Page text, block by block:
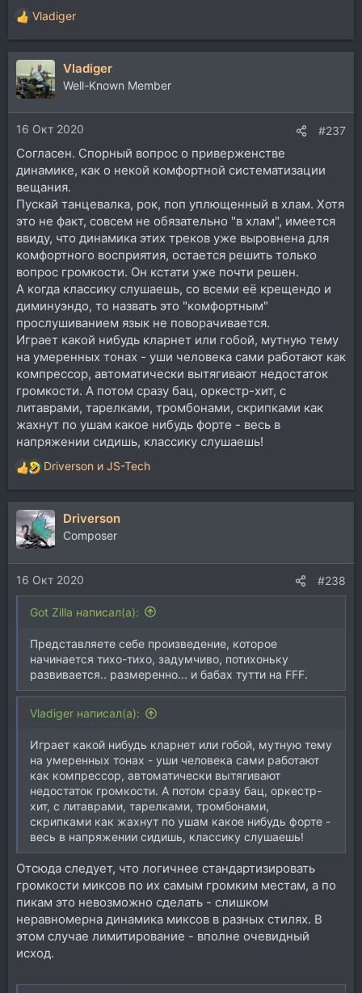
Р
е
а
ц
и
и
:
Vladiger
Vladiger
Well-Known Member
16 Окт 2020 #237
Согласен. Спорный вопрос о приверженстве
динамике, как о некой комфортной систематизации
вещания.
Пускай танцевалка, рок, поп уплющенный в хлам. Хотя
это не факт, совсем не обязательно "в хлам", имеется
ввиду, что динамика этих треков уже выровнена для
комфортного восприятия, остается решить только
вопрос громкости. Он кстати уже почти решен.
А когда классику слушаешь, со всеми её крещендо и
диминуэндо, то назвать это "комфортным"
прослушиванием язык не поворачивается.
Играет какой нибудь кларнет или гобой, мутную тему
на умеренных тонах - уши человека сами работают как
компрессор, автоматически вытягивают недостаток
громкости. А потом сразу бац, оркестр-хит, с
литаврами, тарелками, тромбонами, скрипками как
жахнут по ушам какое нибудь форте - весь в
напряжении сидишь, классику слушаешь!
Р
е
а
к
ц
и
и
:
Driverson и JS-Tech
Driverson
Composer
16 Окт 2020 #238
Got Zilla написал(а):
Представляете себе произведение, которое
начинается тихо-тихо, задумчиво, потихоньку
развивается.. размеренно... и бабах тутти на FFF.
Vladiger написал(а):
Играет какой нибудь кларнет или гобой, мутную тему
на умеренных тонах - уши человека сами работают
как компрессор, автоматически вытягивают
недостаток громкости. А потом сразу бац, оркестр-
хит, с литаврами, тарелками, тромбонами,
скрипками как жахнут по ушам какое нибудь форте -
весь в напряжении сидишь, классику слушаешь!
Отсюда следует, что логичнее стандартизировать
громкости миксов по их самым громким местам, а по
пикам это невозможно сделать - слишком
неравномерна динамика миксов в разных стилях. В
этом случае лимитирование - вполне очевидный
исход.